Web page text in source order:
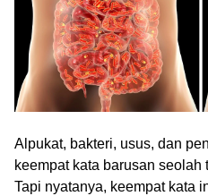
Alpukat, bakteri, usus, dan
keempat kata barusan
Tapi nyatanya, keempat kata